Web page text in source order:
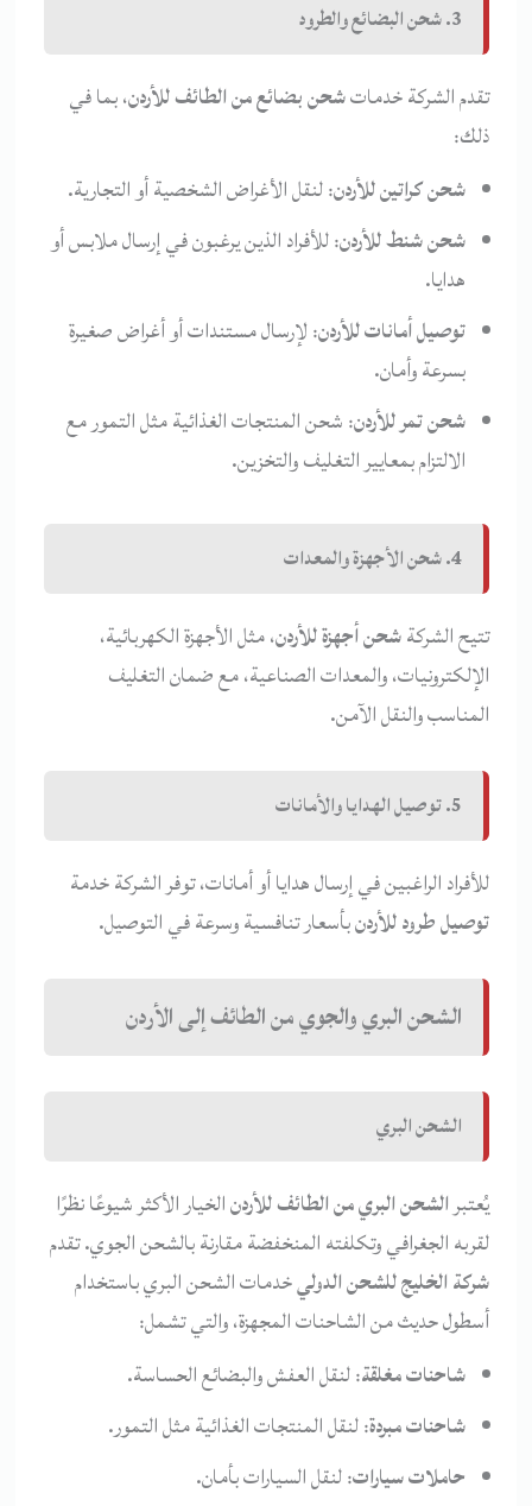
3. شحن البضائع والطرود
تقدم الشركة خدماتشحن بضائع من الطائف للأردن، بما في
ذلك:
شحن كراتين للأردن: لنقل الأغراض الشخصية أو التجارية.
شحن شنط للأردن: للأفراد الذين يرغبون في إرسال ملابس أو
هدايا.
توصيل أمانات للأردن: لإرسال مستندات أو أغراض صغيرة
بسرعة وأمان.
شحن تمر للأردن: شحن المنتجات الغذائية مثل التمور مع
الالتزام بمعايير التغليف والتخزين.
4. شحن الأجهزة والمعدات
تتيح الشركةشحن أجهزة للأردن، مثل الأجهزة الكهربائية،
الإلكترونيات، والمعدات الصناعية، مع ضمان التغليف
المناسب والنقل الآمن.
5. توصيل الهدايا والأمانات
للأفراد الراغبين في إرسال هدايا أو أمانات، توفر الشركة خدمة
توصيل طرود للأردنبأسعار تنافسية وسرعة في التوصيل.
الشحن البري والجوي من الطائف إلى الأردن
الشحن البري
يُعتبرالشحن البري من الطائف للأردنالخيار الأكثر شيوعًا نظرًا
لقربه الجغرافي وتكلفته المنخفضة مقارنة بالشحن الجوي. تقدم
شركة الخليج للشحن الدوليخدمات الشحن البري باستخدام
أسطول حديث من الشاحنات المجهزة، والتي تشمل:
شاحنات مغلقة: لنقل العفش والبضائع الحساسة.
شاحنات مبردة: لنقل المنتجات الغذائية مثل التمور.
حاملات سيارات: لنقل السيارات بأمان.